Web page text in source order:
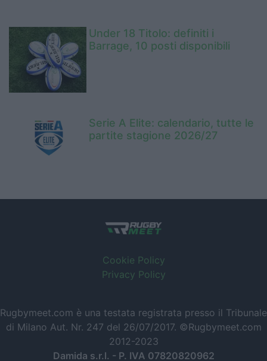
Under 18 Titolo: definiti i
Barrage, 10 posti disponibili
Serie A Elite: calendario, tutte le
partite stagione 2026/27
Cookie Policy
Privacy Policy
Rugbymeet.com è una testata registrata presso il Tribunale
di Milano Aut. Nr. 247 del 26/07/2017. ©Rugbymeet.com
2012-2023
Damida s.r.l. - P. IVA 07820820962